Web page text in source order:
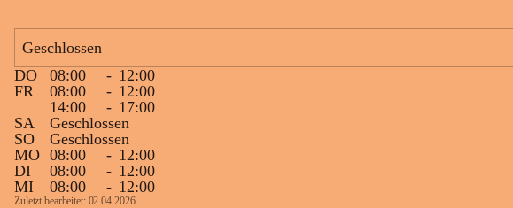
Geschlossen
DO
08:00 - 12:00
FR
08:00 - 12:00
14:00
- 17:00
SA
Geschlossen
SO
Geschlossen
MO 08:00 - 12:00
DI
08:00 - 12:00
MI
08:00 - 12:00
Zuletzt bearbeitet: 02.04.2026